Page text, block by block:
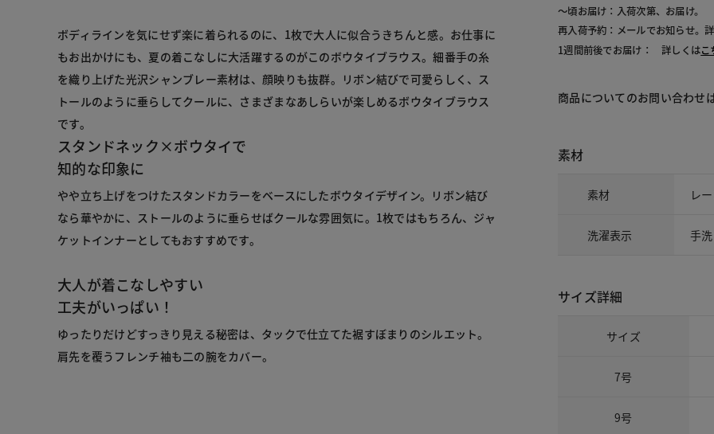
ボディラインを気にせず楽に着られるのに、1枚で大人に似合うきちんと感。お仕事に
もお出かけにも、夏の着こなしに大活躍するのがこのボウタイブラウス。細番手の糸
を織り上げた光沢シャンブレー素材は、顔映りも抜群。リボン結びで可愛らしく、ス
トールのように垂らしてクールに、さまざまなあしらいが楽しめるボウタイブラウス
スタンドネック×ボウタイで
知的な印象に
やや立ち上げをつけたスタンドカラーをベースにしたボウタイデザイン。リボン結び
なら華やかに、ストールのように垂らせばクールな雰囲気に。1枚ではもちろん、ジャ
ケットインナーとしてもおすすめです。
大人が着こなしやすい
工夫がいっぱい！
ゆったりだけどすっきり見える秘密は、タックで仕立てた裾すぼまりのシルエット。
肩先を覆うフレンチ袖も二の腕をカバー。
～頃お届け：入荷次第、お届け。
再入荷予約：メールでお知らせ。
1週間前後でお届け： 詳しくはこ
商品についてのお問い合わせ
素材
素材 レ
洗濯表示 手
サイズ詳細
サイズ
7号
9号